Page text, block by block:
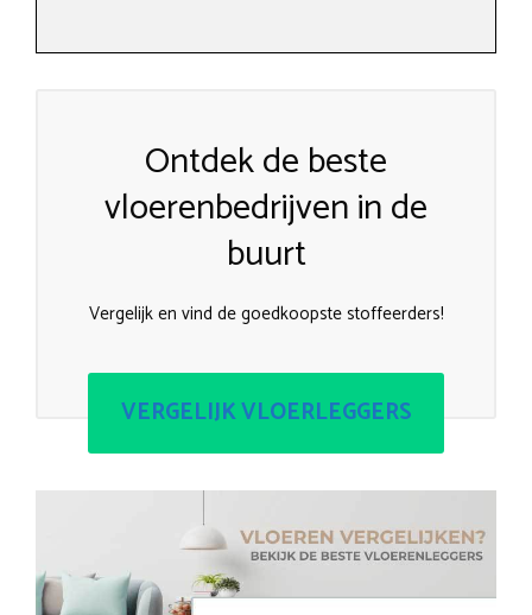
Ontdek de beste
vloerenbedrijven in de
buurt
Vergelijk en vind de goedkoopste stoffeerders!
VERGELIJK VLOERLEGGERS